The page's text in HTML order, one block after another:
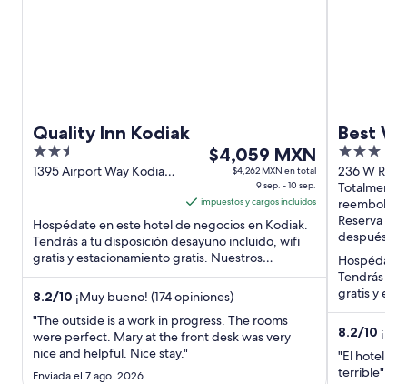
Quality Inn Kodiak
2.5
out
1395 Airport Way Kodiak
El
precio
de
$4,059 MXN
por
noche
9
sep
al
$4,059 MXN
$4,262 MXN en total
9 sep. - 10 sep.
impuestos y cargos incluidos
Hospédate en este hotel de negocios en Kodiak.
Tendrás a tu disposición desayuno incluido, wifi
gratis y estacionamiento gratis. Nuestros
huéspedes destacan ...
8.2/10 ¡Muy bueno! (174 opiniones)
"The outside is a work in progress. The rooms
were perfect. Mary at the front desk was very
nice and helpful. Nice stay."
Enviada el 7 ago. 2026
Best
3
out
of
5
236 W
AK
Totalmente
Reserva
después
Hospédate
Tendrás a
gratis y
huéspedes
8.2/10
"El hotel
terrible"